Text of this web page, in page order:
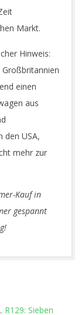
Markt.
Hinweis:
einen
aus
den USA,
mehr zur
Kauf in
gespannt
Sieben